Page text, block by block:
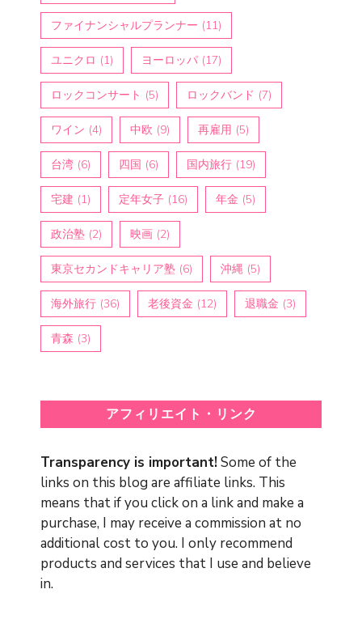
ファイナンシャルプランナー (11)
ユニクロ (1) ヨーロッパ (17)
ロックコンサート (5) ロックバンド (7)
ワイン (4) 中欧 (9) 再雇用 (5)
台湾 (6) 四国 (6) 国内旅行 (19)
宅建 (1) 定年女子 (16) 年金 (5)
政治塾 (2) 映画 (2)
東京セカンドキャリア塾 (6) 沖縄 (5)
海外旅行 (36) 老後資金 (12) 退職金 (3)
青森 (3)
アフィリエイト・リンク
Transparency is important!Some of the
links on this blog are affiliate links. This
means that if you click on a link and make a
purchase, I may receive a commission at no
additional cost to you. I only recommend
products and services that I use and believe
in.